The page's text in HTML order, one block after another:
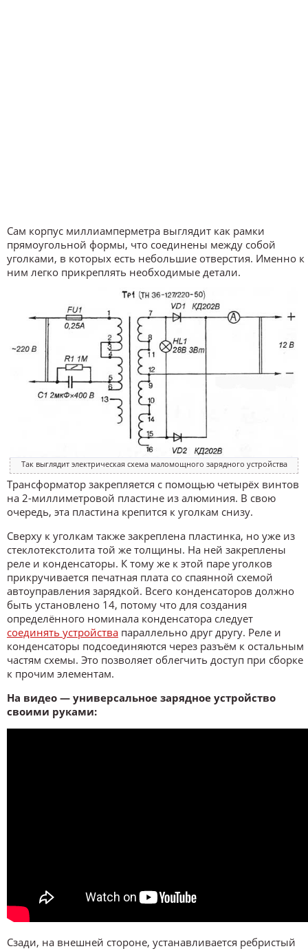
Сам корпус миллиамперметра выглядит как рамки
прямоугольной формы, что соединены между собой
уголками, в которых есть небольшие отверстия. Именно к
ним легко прикреплять необходимые детали.
Так выглядит электрическая схема маломощного зарядного устройства
Трансформатор закрепляется с помощью четырёх винтов
на 2-миллиметровой пластине из алюминия. В свою
очередь, эта пластина крепится к уголкам снизу.
Сверху к уголкам также закреплена пластинка, но уже из
стеклотекстолита той же толщины. На ней закреплены
реле и конденсаторы. К тому же к этой паре уголков
прикручивается печатная плата со спаянной схемой
автоуправления зарядкой. Всего конденсаторов должно
быть установлено 14, потому что для создания
определённого номинала конденсатора следует
соединять устройства параллельно друг другу. Реле и
конденсаторы подсоединяются через разъём к остальным
частям схемы. Это позволяет облегчить доступ при сборке
к прочим элементам.
На видео — универсальное зарядное устройство
своими руками:
Сзади, на внешней стороне, устанавливается ребристый